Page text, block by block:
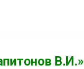
В.И.»